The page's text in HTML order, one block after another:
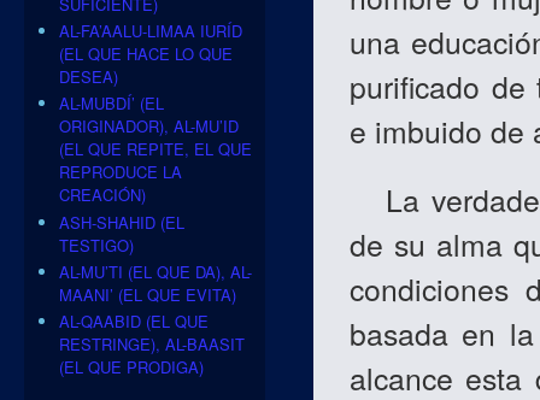
una
purificado
e imbuido de
La
de su alma
condiciones
basada en
alcance
AL-FA’AALU-LIMAA IURÍD
(EL QUE HACE LO QUE
DESEA)
AL-MUBDÍ’ (EL
ORIGINADOR), AL-MU’ID
(EL QUE REPITE, EL QUE
REPRODUCE LA
CREACIÓN)
ASH-SHAHID (EL
TESTIGO)
AL-MU’TI (EL QUE DA), AL-
MAANI’ (EL QUE EVITA)
AL-QAABID (EL QUE
RESTRINGE), AL-BAASIT
(EL QUE PRODIGA)